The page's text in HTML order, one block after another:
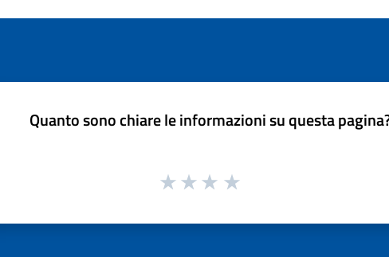
Quanto sono chiare le informazioni su questa